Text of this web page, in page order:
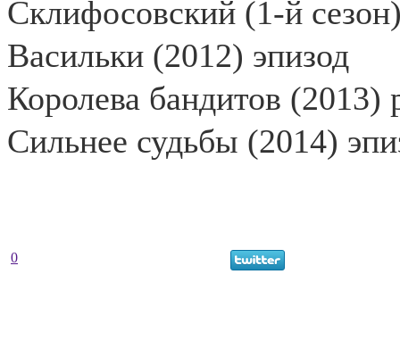
Склифосовский (1-й
Васильки (2012) эпизод
Королева бандитов (2013)
Сильнее судьбы (2014)
0